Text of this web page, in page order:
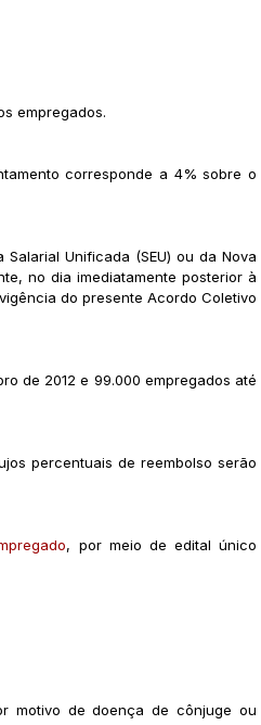
empregados.
corresponde a 4% sobre o
Unificada (SEU) ou da Nova
no dia imediatamente posterior à
do presente Acordo Coletivo
de 2012 e 99.000 empregados até
percentuais de reembolso serão
, por meio de edital único
motivo de doença de cônjuge ou